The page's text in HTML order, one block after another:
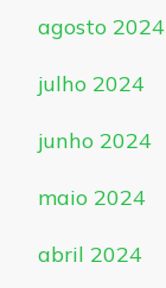
agosto 2024
julho 2024
junho 2024
maio 2024
abril 2024